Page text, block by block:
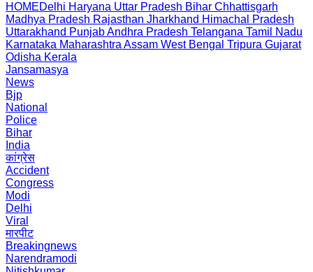
HOMEDelhi Haryana Uttar Pradesh Bihar Chhattisgarh
Madhya Pradesh Rajasthan Jharkhand Himachal Pradesh
Uttarakhand PunjabAndhra Pradesh Telangana Tamil Nadu
Karnataka Maharashtra Assam West Bengal Tripura Gujarat
Odisha Kerala
Jansamasya
News
Bjp
National
Police
Bihar
India
कांग्रेस
Accident
Congress
Modi
Delhi
Viral
मारपीट
Breakingnews
Narendramodi